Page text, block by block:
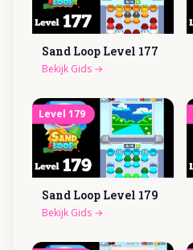
Sand Loop Level 177
Bekijk Gids →
Level 179
Sand Loop Level 179
Bekijk Gids →